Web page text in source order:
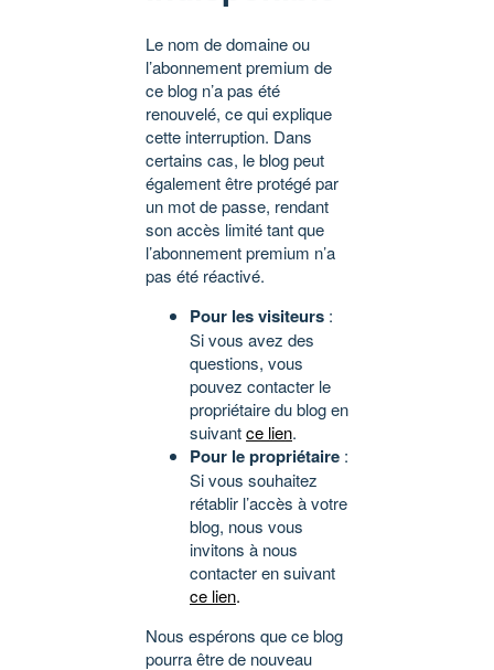
Le nom de domaine ou
l’abonnement premium de
ce blog n’a pas été
renouvelé, ce qui explique
cette interruption. Dans
certains cas, le blog peut
également être protégé par
un mot de passe, rendant
son accès limité tant que
l’abonnement premium n’a
pas été réactivé.
Pour les visiteurs :
Si vous avez des
questions, vous
pouvez contacter le
propriétaire du blog en
suivantce lien.
Pour le propriétaire :
Si vous souhaitez
rétablir l’accès à votre
blog, nous vous
invitons à nous
contacter en suivant
ce lien.
Nous espérons que ce blog
pourra être de nouveau